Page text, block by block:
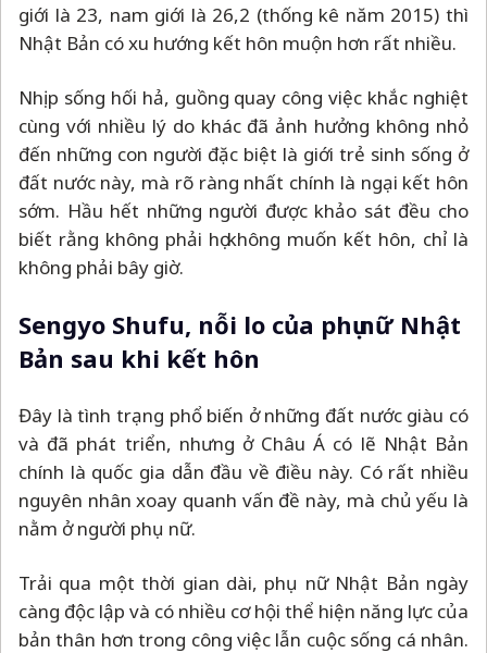
giới là 23, nam giới là 26,2 (thống kê năm 2015) thì
Nhật Bản có xu hướng kết hôn muộn hơn rất nhiều.
Nhịp sống hối hả, guồng quay công việc khắc nghiệt
cùng với nhiều lý do khác đã ảnh hưởng không nhỏ
đến những con người đặc biệt là giới trẻ sinh sống ở
đất nước này, mà rõ ràng nhất chính là ngại kết hôn
sớm. Hầu hết những người được khảo sát đều cho
biết rằng không phải họ không muốn kết hôn, chỉ là
không phải bây giờ.
Sengyo Shufu, nỗi lo của phụ nữ Nhật
Bản sau khi kết hôn
Đây là tình trạng phổ biến ở những đất nước giàu có
và đã phát triển, nhưng ở Châu Á có lẽ Nhật Bản
chính là quốc gia dẫn đầu về điều này. Có rất nhiều
nguyên nhân xoay quanh vấn đề này, mà chủ yếu là
nằm ở người phụ nữ.
Trải qua một thời gian dài, phụ nữ Nhật Bản ngày
càng độc lập và có nhiều cơ hội thể hiện năng lực của
bản thân hơn trong công việc lẫn cuộc sống cá nhân.